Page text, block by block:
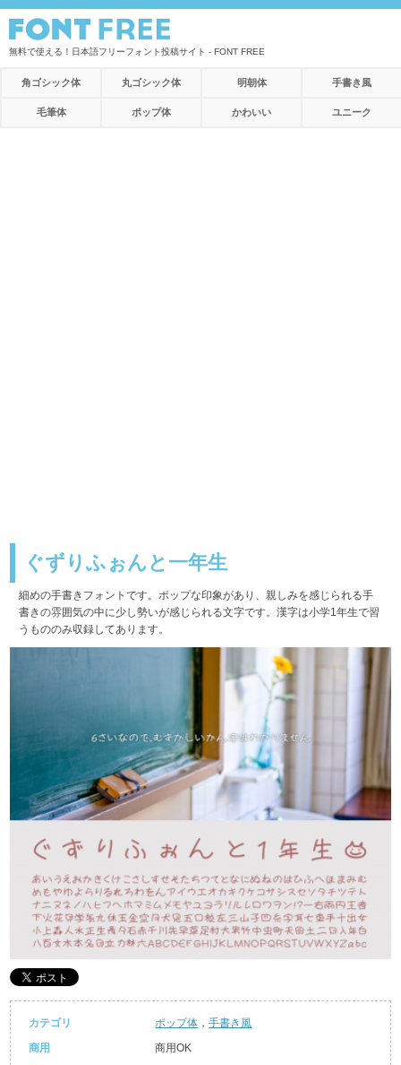
無料で使える！日本語フリーフォント投稿サイト - FONT FREE
角ゴシック体 丸ゴシック体 明朝体 手書き風
毛筆体 ポップ体 かわいい ユニーク
ぐずりふぉんと一年生
細めの手書きフォントです。ポップな印象があり、親しみを感じられる手
書きの雰囲気の中に少し勢いが感じられる文字です。漢字は小学1年生で習
うもののみ収録してあります。
カテゴリ ポップ体 ，手書き風
商用
商用OK